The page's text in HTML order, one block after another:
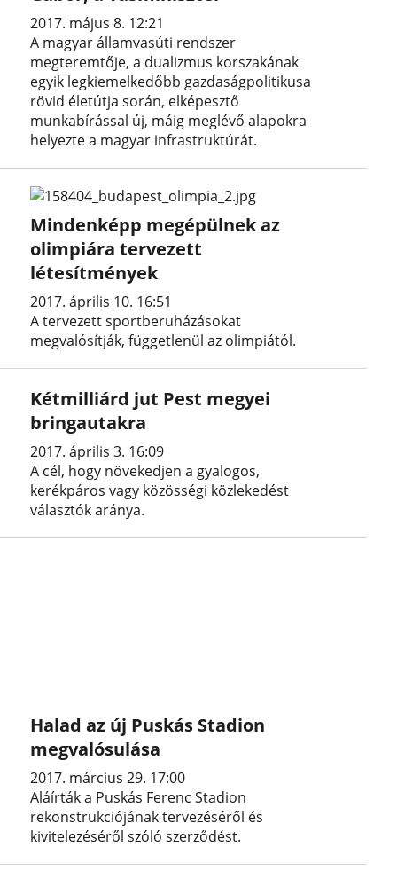
2017. május 8. 12:21
A magyar államvasúti rendszer
megteremtője, a dualizmus korszakának
egyik legkiemelkedőbb gazdaságpolitikusa
rövid életútja során, elképesztő
munkabírással új, máig meglévő alapokra
helyezte a magyar infrastruktúrát.
Mindenképp megépülnek az
olimpiára tervezett
létesítmények
2017. április 10. 16:51
A tervezett sportberuházásokat
megvalósítják, függetlenül az olimpiától.
Kétmilliárd jut Pest megyei
bringautakra
2017. április 3. 16:09
A cél, hogy növekedjen a gyalogos,
kerékpáros vagy közösségi közlekedést
választók aránya.
Halad az új Puskás Stadion
megvalósulása
2017. március 29. 17:00
Aláírták a Puskás Ferenc Stadion
rekonstrukciójának tervezéséről és
kivitelezéséről szóló szerződést.